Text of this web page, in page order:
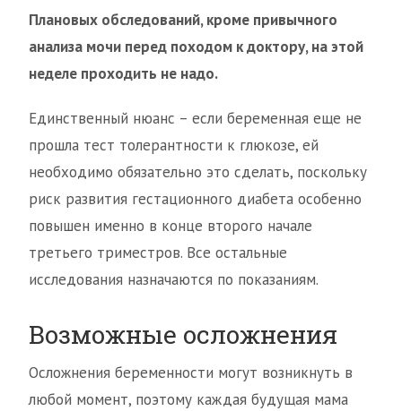
Плановых обследований, кроме привычного
анализа мочи перед походом к доктору, на этой
неделе проходить не надо.
Единственный нюанс – если беременная еще не
прошла тест толерантности к глюкозе, ей
необходимо обязательно это сделать, поскольку
риск развития гестационного диабета особенно
повышен именно в конце второго начале
третьего триместров. Все остальные
исследования назначаются по показаниям.
Возможные осложнения
Осложнения беременности могут возникнуть в
любой момент, поэтому каждая будущая мама